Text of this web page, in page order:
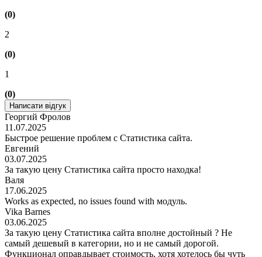
(0)
2
(0)
1
(0)
Написати відгук
Георгий Фролов
11.07.2025
Быстрое решение проблем с Статистика сайта.
Евгений
03.07.2025
За такую цену Статистика сайта просто находка!
Валя
17.06.2025
Works as expected, no issues found with модуль.
Vika Barnes
03.06.2025
За такую цену Статистика сайта вполне достойный ? Не
самый дешевый в категории, но и не самый дорогой.
Функционал оправдывает стоимость, хотя хотелось бы чуть